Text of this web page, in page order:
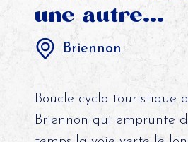
une autre...
Briennon
Boucle cyclo touristique
Briennon qui emprunte